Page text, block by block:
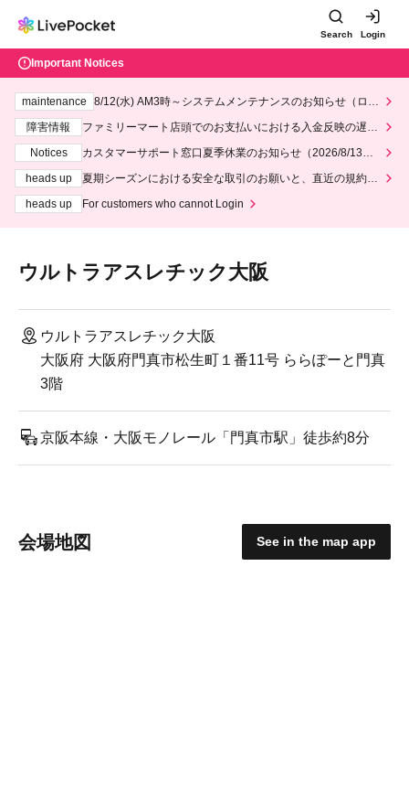
Search Login
Important Notices
maintenance
8/12(水) AM3時～システムメンテナンスのお知らせ（ロー
障害情報
ファミリーマート店頭でのお支払いにおける入金反映の遅延
Notices
カスタマーサポート窓口夏季休業のお知らせ（2026/8/13～2
heads up
夏期シーズンにおける安全な取引のお願いと、直近の規約違
heads up
For customers who cannot Login
ウルトラアスレチック大阪
ウルトラアスレチック大阪
大阪府 大阪府門真市松生町１番11号 ららぽーと門真
3階
京阪本線・大阪モノレール「門真市駅」徒歩約8分
会場地図 See in the map app